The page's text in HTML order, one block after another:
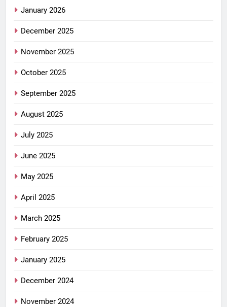
January 2026
December 2025
November 2025
October 2025
September 2025
August 2025
July 2025
June 2025
May 2025
April 2025
March 2025
February 2025
January 2025
December 2024
November 2024